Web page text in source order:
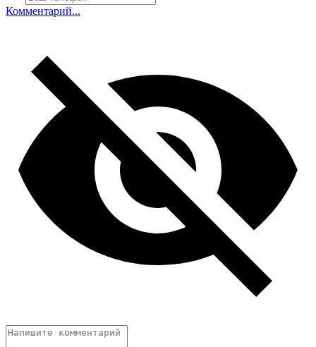
Комментарий...